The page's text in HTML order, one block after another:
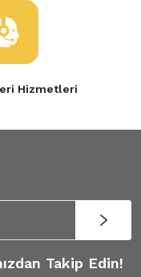
Hizmetleri
Takip Edin!